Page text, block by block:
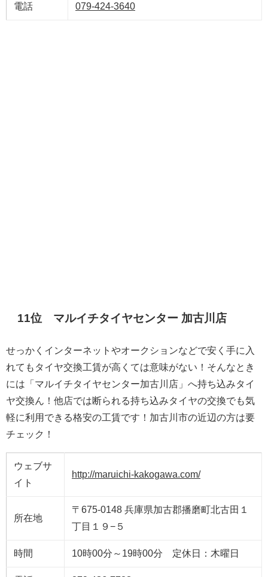
電話 079-424-3640
11位 マルイチタイヤセンター 加古川店
せっかくインターネットやオークションなどで安く手に入
れてもタイヤ交換工賃が高くては意味がない！そんなとき
には「マルイチタイヤセンター加古川店」へ持ち込みタイ
ヤ交換ん！他店では断られる持ち込みタイヤの交換でも気
軽に利用できる格安の工賃です！加古川市の近辺の方は要
チェック！
ウェブサ
イト
http://maruichi-kakogawa.com/
所在地
〒675-0148 兵庫県加古郡播磨町北古田１
丁目１９−５
時間 10時00分～19時00分 定休日：木曜日